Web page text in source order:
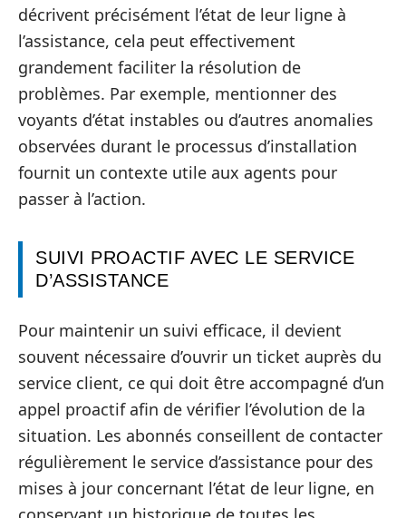
décrivent précisément l’état de leur ligne à
l’assistance, cela peut effectivement
grandement faciliter la résolution de
problèmes. Par exemple, mentionner des
voyants d’état instables ou d’autres anomalies
observées durant le processus d’installation
fournit un contexte utile aux agents pour
passer à l’action.
SUIVI PROACTIF AVEC LE SERVICE
D’ASSISTANCE
Pour maintenir un suivi efficace, il devient
souvent nécessaire d’ouvrir un ticket auprès du
service client, ce qui doit être accompagné d’un
appel proactif afin de vérifier l’évolution de la
situation. Les abonnés conseillent de contacter
régulièrement le service d’assistance pour des
mises à jour concernant l’état de leur ligne, en